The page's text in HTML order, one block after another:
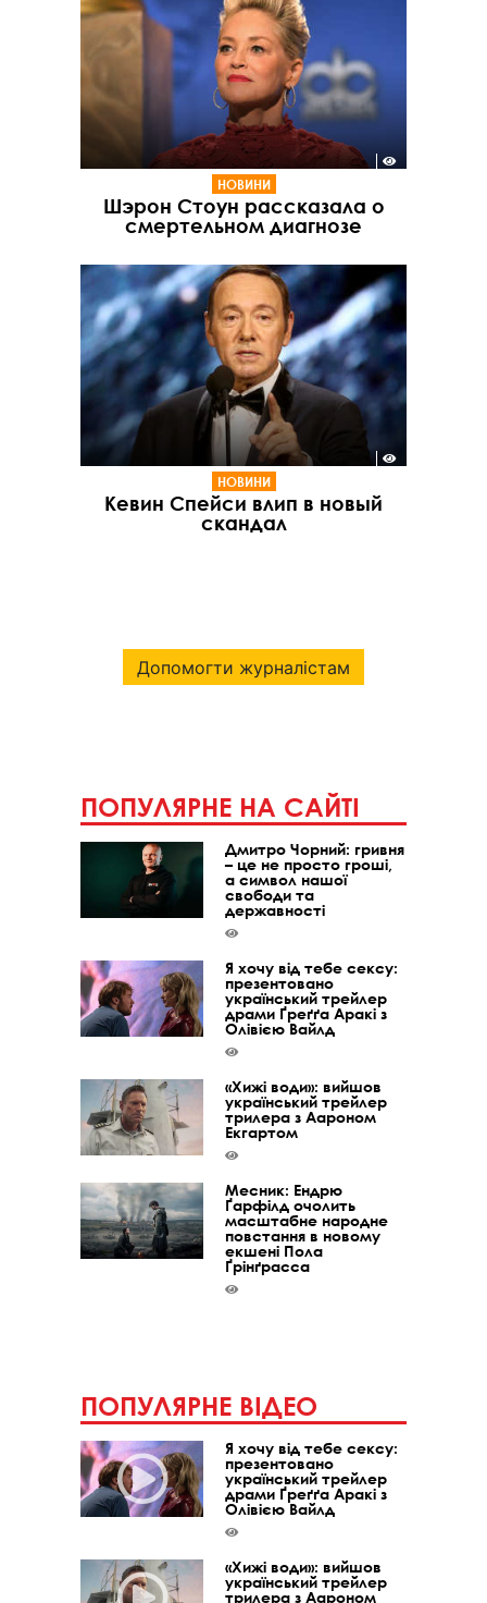
НОВИНИ
Шэрон Стоун рассказала о
смертельном диагнозе
НОВИНИ
Кевин Спейси влип в новый
скандал
Допомогти журналістам
ПОПУЛЯРНЕ НА САЙТІ
Дмитро Чорний: гривня
– це не просто гроші,
а символ нашої
свободи та
державності
Я хочу від тебе сексу:
презентовано
український трейлер
драми Ґреґґа Аракі з
Олівією Вайлд
«Хижі води»: вийшов
український трейлер
трилера з Аароном
Екгартом
Месник: Ендрю
Ґарфілд очолить
масштабне народне
повстання в новому
екшені Пола
Ґрінґрасса
ПОПУЛЯРНЕ ВІДЕО
Я хочу від тебе сексу:
презентовано
український трейлер
драми Ґреґґа Аракі з
Олівією Вайлд
«Хижі води»: вийшов
український трейлер
трилера з Аароном